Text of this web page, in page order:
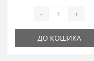
- +
ДО КОШИКА